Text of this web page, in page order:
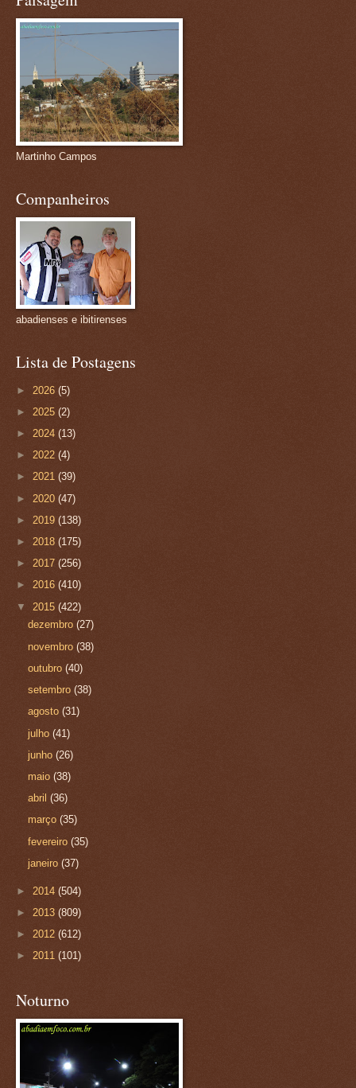
Martinho Campos
Companheiros
abadienses e ibitirenses
Lista de Postagens
► 2026 (5)
► 2025 (2)
► 2024 (13)
► 2022 (4)
► 2021 (39)
► 2020 (47)
► 2019 (138)
► 2018 (175)
► 2017 (256)
► 2016 (410)
▼ 2015 (422)
dezembro(27)
novembro(38)
outubro(40)
setembro(38)
agosto(31)
julho(41)
junho(26)
maio(38)
abril(36)
março(35)
fevereiro(35)
janeiro(37)
► 2014 (504)
► 2013 (809)
► 2012 (612)
► 2011 (101)
Noturno